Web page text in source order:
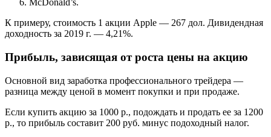
McDonald’s.
К примеру, стоимость 1 акции Apple — 267 дол. Дивидендная
доходность за 2019 г. — 4,21%.
Прибыль, зависящая от роста цены на акцию
Основной вид заработка профессионального трейдера —
разница между ценой в момент покупки и при продаже.
Если купить акцию за 1000 р., подождать и продать ее за 1200
р., то прибыль составит 200 руб. минус подоходный налог.